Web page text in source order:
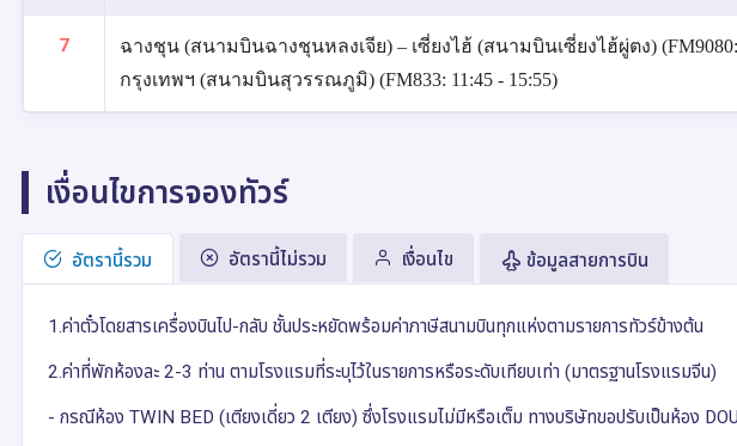
7
ฉางชุน (สนามบินฉางชุนหลงเจีย) – เซี่ยงไฮ้ (สนามบินเซี่ยงไฮ้ผู่ตง) (FM9080:
กรุงเทพฯ (สนามบินสุวรรณภูมิ) (FM833: 11:45 - 15:55)
เงื่อนไขการจองทัวร์
อัตรานี้รวม อัตรานี้ไม่รวม เงื่อนไข ข้อมูลสายการบิน
1.ค่าตั๋วโดยสารเครื่องบินไป-กลับ ชั้นประหยัดพร้อมค่าภาษีสนามบินทุกแห่งตามรายการทัวร์ข้างต้น
2.ค่าที่พักห้องละ 2-3 ท่าน ตามโรงแรมที่ระบุไว้ในรายการหรือระดับเทียบเท่า (มาตรฐานโรงแรมจีน)
- กรณีห้อง TWIN BED (เตียงเดี่ยว 2 เตียง) ซึ่งโรงแรมไม่มีหรือเต็ม ทางบริษัทขอปรับเป็นห้อง